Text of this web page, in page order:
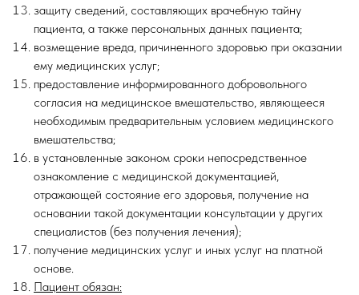
защиту сведений, составляющих врачебную тайну
пациента, а также персональных данных пациента;
возмещение вреда, причиненного здоровью при оказании
ему медицинских услуг;
предоставление информированного добровольного
согласия на медицинское вмешательство, являющееся
необходимым предварительным условием медицинского
вмешательства;
в установленные законом сроки непосредственное
ознакомление с медицинской документацией,
отражающей состояние его здоровья, получение на
основании такой документации консультации у других
специалистов (без получения лечения);
получение медицинских услуг и иных услуг на платной
основе.
Пациент обязан: